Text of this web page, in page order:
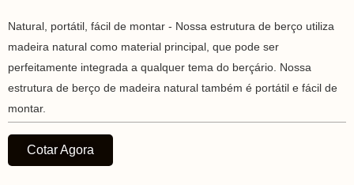
Natural, portátil, fácil de montar - Nossa estrutura de berço utiliza
madeira natural como material principal, que pode ser
perfeitamente integrada a qualquer tema do berçário. Nossa
estrutura de berço de madeira natural também é portátil e fácil de
montar.
Cotar Agora